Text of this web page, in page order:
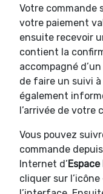
Votre commande
votre paiement
ensuite recevoir
contient la
accompagné
de faire un suivi
également
l’arrivée de votre
Vous pouvez
commande
Internet d’
cliquer sur